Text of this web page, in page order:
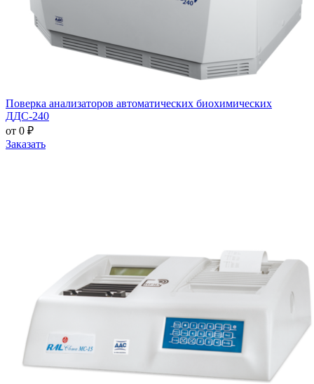
Поверка анализаторов автоматических биохимических
ДДС-240
от 0 ₽
Заказать